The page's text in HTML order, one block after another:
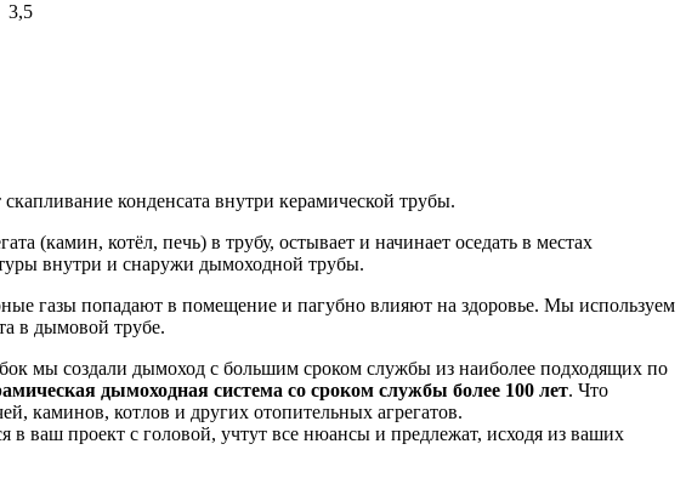
3,5
конденсата внутри керамической трубы.
(камин, котёл, печь) в трубу, остывает и начинает оседать в местах
внутри и снаружи дымоходной трубы.
газы попадают в помещение и пагубно влияют на здоровье. Мы используем
в дымовой трубе.
мы создали дымоход с большим сроком службы из наиболее подходящих по
дымоходная система со сроком службы более 100 лет. Что
каминов, котлов и других отопительных агрегатов.
ваш проект с головой, учтут все нюансы и предлежат, исходя из ваших